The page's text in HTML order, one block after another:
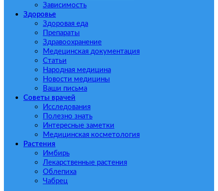
Зависимость
Здоровье
Здоровая еда
Препараты
Здравоохранение
Медецинская документация
Статьи
Народная медицина
Новости медицины
Ваши письма
Советы врачей
Исследования
Полезно знать
Интересные заметки
Медицинская косметология
Растения
Имбирь
Лекарственные растения
Облепиха
Чабрец